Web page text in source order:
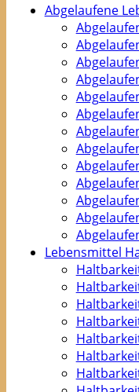
Abgelaufene
Lebensmittel